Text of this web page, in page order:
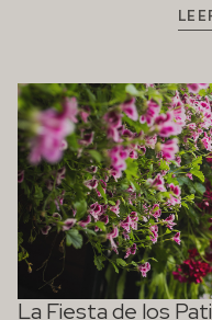
La Fiesta de los
viva entre flores,
Cada mes de mayo,
transforma la ciudad en
tradición….